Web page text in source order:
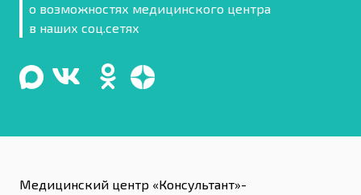
о возможностях медицинского центра
в наших соц.сетях
Медицинский центр «Консультант»-